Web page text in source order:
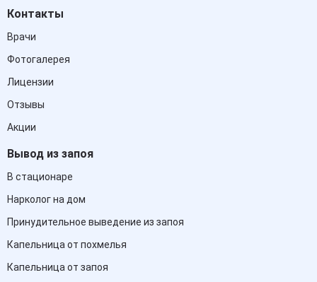
Контакты
Врачи
Фотогалерея
Лицензии
Отзывы
Акции
Вывод из запоя
В стационаре
Нарколог на дом
Принудительное выведение из запоя
Капельница от похмелья
Капельница от запоя